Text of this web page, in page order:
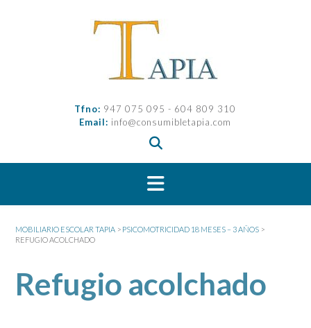
Tfno: 947 075 095 - 604 809 310
Email: info@consumibletapia.com
MOBILIARIO ESCOLAR TAPIA > PSICOMOTRICIDAD 18 MESES – 3 AÑOS >
REFUGIO ACOLCHADO
Refugio acolchado